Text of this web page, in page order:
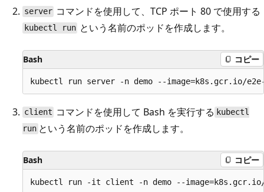
server コマンドを使用して、TCP ポート 80 で使用する
kubectl run という名前のポッドを作成します。
Bash コピー
client コマンドを使用して Bash を実行する kubectl
run という名前のポッドを作成します。
Bash コピー